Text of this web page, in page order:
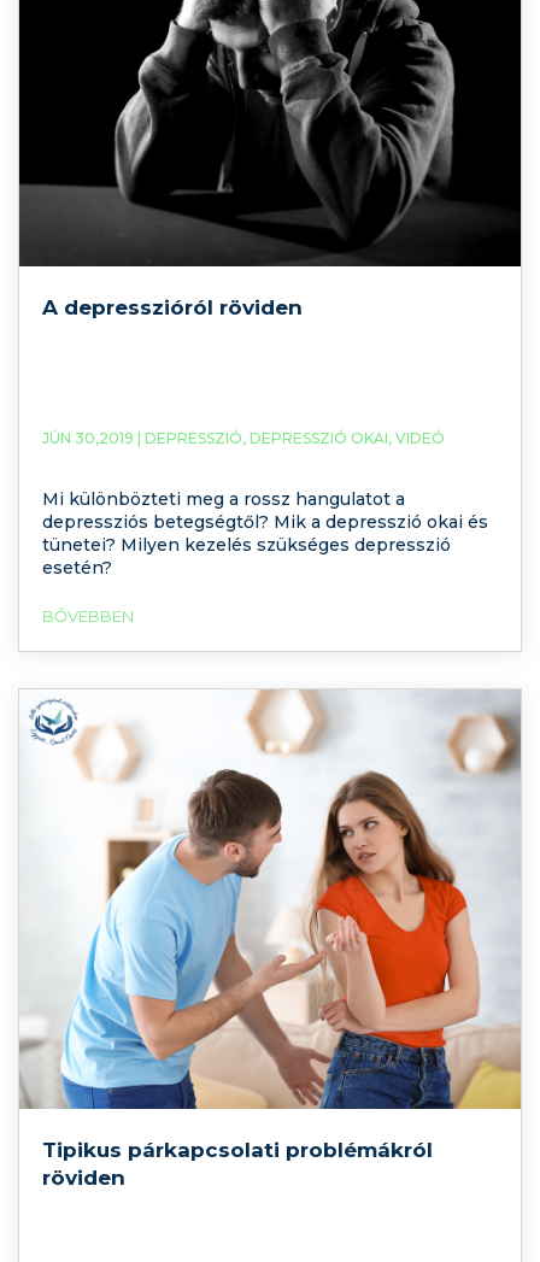
A depresszióról röviden
JÚN 30,2019 | DEPRESSZIÓ, DEPRESSZIÓ OKAI, VIDEÓ
Mi különbözteti meg a rossz hangulatot a
depressziós betegségtől? Mik a depresszió okai és
tünetei? Milyen kezelés szükséges depresszió
esetén?
BŐVEBBEN
Tipikus párkapcsolati problémákról
röviden